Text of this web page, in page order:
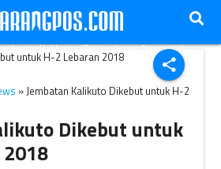
share
Kalikuto. (Bisnis-Irene Agustine)
» Jembatan Kalikuto Dikebut untuk H-2
Dikebut untuk